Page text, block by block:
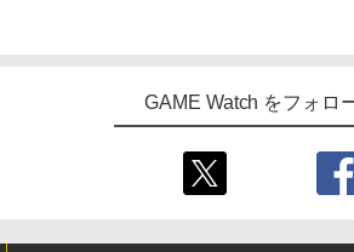
GAME Watch をフォロ